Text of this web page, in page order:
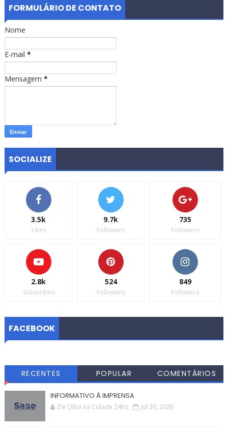
FORMULÁRIO DE CONTATO
Nome
E-mail *
Mensagem *
SOCIALIZE
3.5k
Likes
9.7k
Followers
735
Followers
2.8k
Subscribes
524
Followers
849
Followers
FACEBOOK
RECENTES POPULAR COMENTÁRIOS
INFORMATIVO À IMPRENSA
De Olho na Cidade 24hs Jul 30, 2026